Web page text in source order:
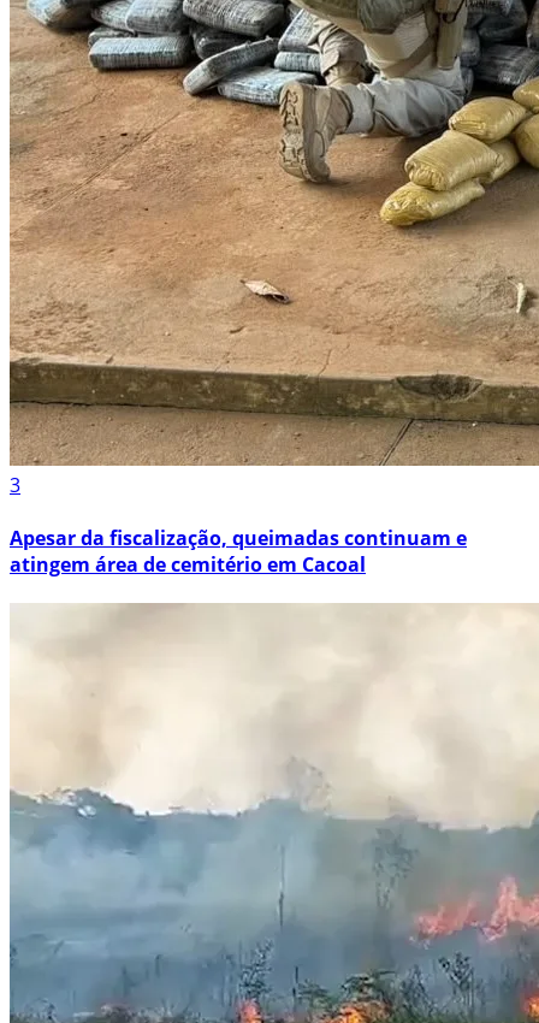
3
Apesar da fiscalização, queimadas continuam e
atingem área de cemitério em Cacoal